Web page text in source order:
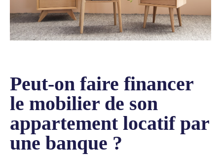
Peut-on faire financer
le mobilier de son
appartement locatif par
une banque ?